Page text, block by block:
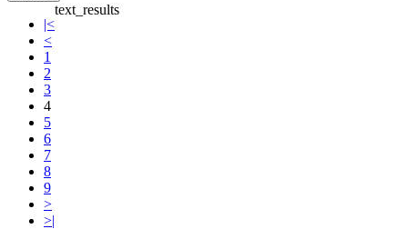
|<
<
1
2
3
4
5
6
7
8
9
>
>|
text_results